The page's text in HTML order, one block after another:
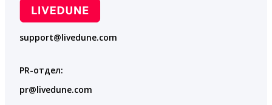
support@livedune.com
PR-отдел:
pr@livedune.com